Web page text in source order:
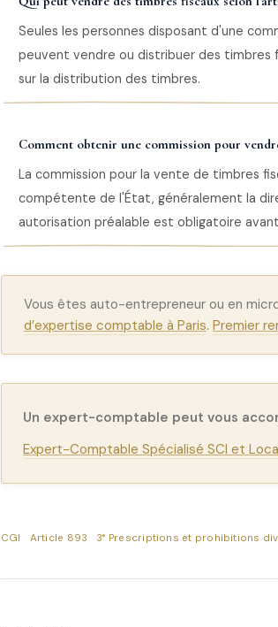
Seules les personnes disposant d'une
peuvent vendre ou distribuer des
sur la distribution des timbres.
Comment obtenir une commission pour
La commission pour la vente de timbres
compétente de l'État, généralement la
autorisation préalable est obligatoire
Vous êtes auto-entrepreneur ou en
d’expertise comptable à Paris. Premier
Un expert-comptable peut vous
Expert-Comptable Spécialisé SCI et
CGI Article 893 3° Prescriptions et prohibitions